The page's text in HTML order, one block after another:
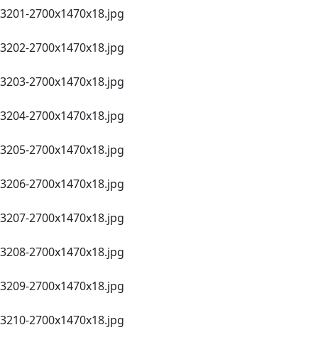
3201-2700х1470х18.jpg
3202-2700х1470х18.jpg
3203-2700х1470х18.jpg
3204-2700х1470х18.jpg
3205-2700х1470х18.jpg
3206-2700х1470х18.jpg
3207-2700х1470х18.jpg
3208-2700х1470х18.jpg
3209-2700х1470х18.jpg
3210-2700х1470х18.jpg